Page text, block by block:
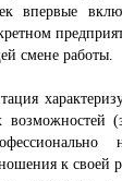
впервые
смене работы.
возможностей
к своей